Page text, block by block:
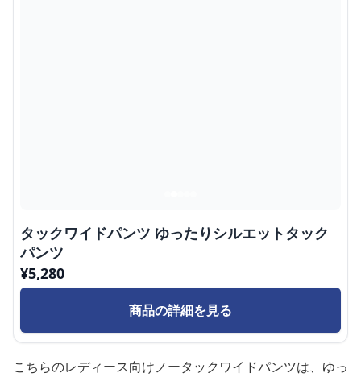
タックワイドパンツ ゆったりシルエットタック
パンツ
¥5,280
商品の詳細を見る
こちらのレディース向けノータックワイドパンツは、ゆっ